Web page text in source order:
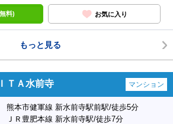
料) お気に入り
もっと見る
ＴＡ水前寺 マンション
熊本市健軍線 新水前寺駅前駅/徒歩5分
ＪＲ豊肥本線 新水前寺駅/徒歩7分